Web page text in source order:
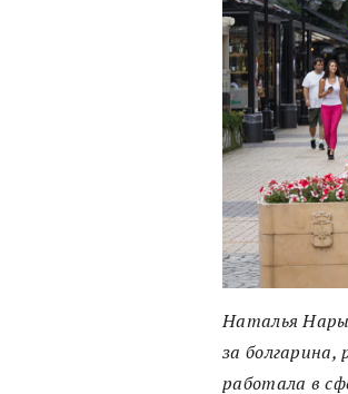
Наталья
за болгарина,
работала в